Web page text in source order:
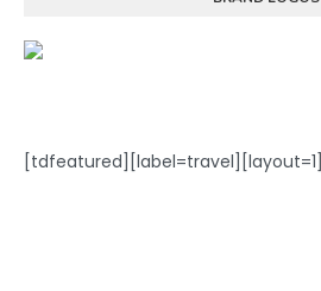
[tdfeatured][label=travel][layout=1]